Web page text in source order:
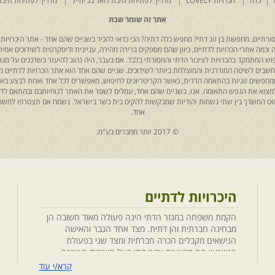
אתר זה שומר שבת
מחפשת בן זוג דתי? מחפש כלה דתיה? הכי כדאי להכיר בשניים שהם אחד - אתר
אתרי הכרויות לדתיים, כיוון שהם מספקים ברירה מהירה, עניינית ודיסקרטית לשידוכים
המתמקד בהכרויות לציבור הדתי והמסורתי בלבד. אם בעבר, היה נהוג להיעזר בשדכנים על
לשיטה המודרנית והמוצלחת ביותר לשידוכים. שניים שהם אחד הוא אתר הכרויות
שמחפשים זוגיות בהתאמה הדדית, כאשר הקריטריונים לחיפוש, מאפשרים לכל אחד ואחת לבצע
את הנפש התאומה. אנו, בשניים שהם אחד, עמלים לשפר את האתר לנוחיותכם ובהתאם
המשדך בין שתי נשמות יהודיות שמבקשות להקים בית כשר בישראל. נשמח אם תצטרפו
אחד.
© 2017 יותר מחברים בע"מ.
היכרויות לדתיים
הקמת משפחה במגזר הדתי הינה פעולה מאוד חשובה הן
מבחינה חברתית והן דתית. מצד אחד הגבר והאישה
הנישאים מקבלים הכרה חברתית ומצד שני בפעולת
הנישואין הם מבצעים אקט דתי בעל חשיבות ראשונה
במעלה. חשוב לציין בהקשר זה שגם הגורמים למפגשקרא/י עוד